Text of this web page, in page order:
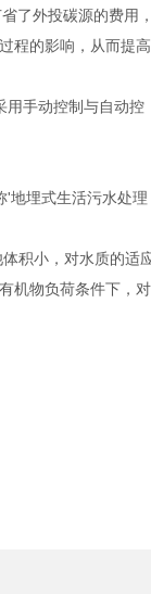
了外投碳源的费用，
程的影响，从而提高
用手动控制与自动控
'地埋式生活污水处理
积小，对水质的适
机物负荷条件下，对